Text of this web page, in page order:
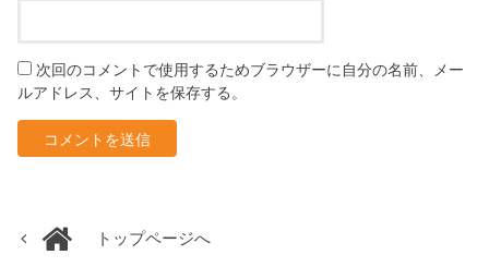
次回のコメントで使用するためブラウザーに自分の名前、メー
ルアドレス、サイトを保存する。
トップページへ